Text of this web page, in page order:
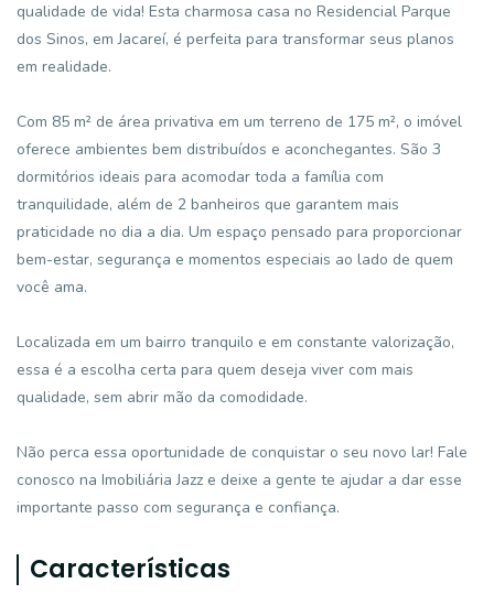
qualidade de vida! Esta charmosa casa no Residencial Parque
dos Sinos, em Jacareí, é perfeita para transformar seus planos
em realidade.
Com 85 m² de área privativa em um terreno de 175 m², o imóvel
oferece ambientes bem distribuídos e aconchegantes. São 3
dormitórios ideais para acomodar toda a família com
tranquilidade, além de 2 banheiros que garantem mais
praticidade no dia a dia. Um espaço pensado para proporcionar
bem-estar, segurança e momentos especiais ao lado de quem
você ama.
Localizada em um bairro tranquilo e em constante valorização,
essa é a escolha certa para quem deseja viver com mais
qualidade, sem abrir mão da comodidade.
Não perca essa oportunidade de conquistar o seu novo lar! Fale
conosco na Imobiliária Jazz e deixe a gente te ajudar a dar esse
importante passo com segurança e confiança.
Características